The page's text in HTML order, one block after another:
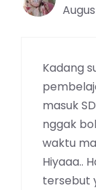
Kadang
masuk
nggak
waktu
Hiyaaa..
tersebut